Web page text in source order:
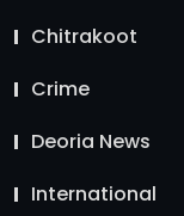
Chitrakoot
Crime
Deoria News
International